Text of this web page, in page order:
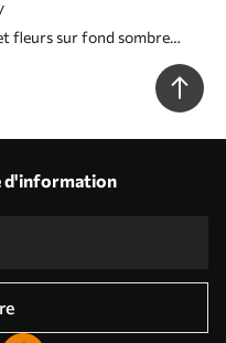
fleurs sur fond sombre
d'information